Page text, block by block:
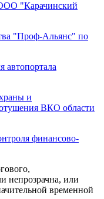
"Карачинский
"Проф-Альянс" по
автопортала
и
ВКО области
финансово-
непрозрачна, или
временной